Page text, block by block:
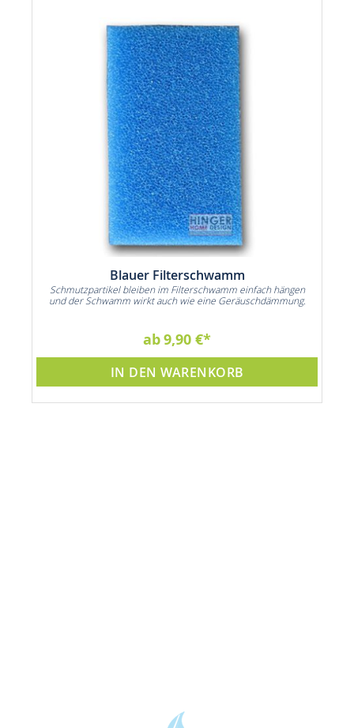
Blauer Filterschwamm
Schmutzpartikel bleiben im Filterschwamm einfach hängen
und der Schwamm wirkt auch wie eine Geräuschdämmung.
ab9,90 €
IN DEN WARENKORB